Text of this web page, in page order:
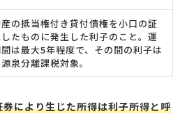
の抵当権付き貸付債権を小口の証
たものに発生した利子のこと。運
は最大5年程度で、その間の利子は
泉分離課税対象。
により生じた所得は利子所得と呼